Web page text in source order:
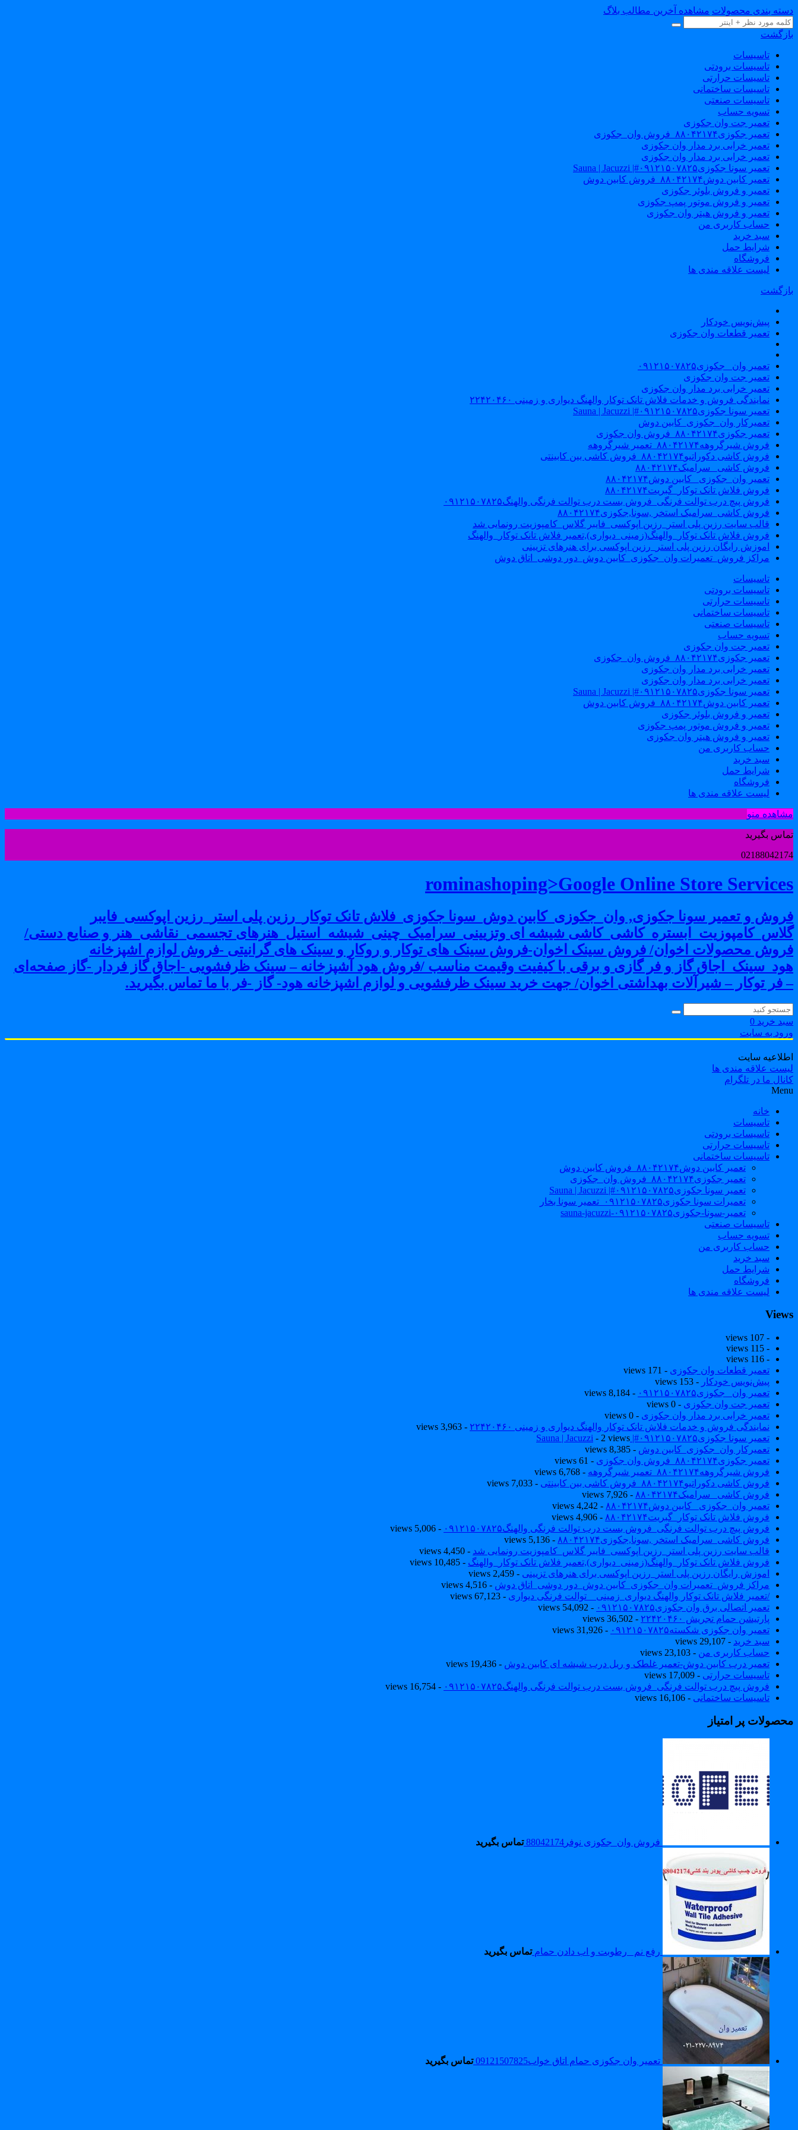
دسته بندی محصولات مشاهده آخرین مطالب بلاگ
بازگشت
تاسیسات
تاسیسات برودتی
تاسیسات حرارتی
تاسیسات ساختمانی
تاسیسات صنعتی
تسویه حساب
تعمیر جت وان جکوزی
تعمیر جکوزی۸۸۰۴۲۱۷۴_فروش وان_جکوزی
تعمیر خرابی برد مدار وان جکوزی
تعمیر خرابی برد مدار وان جکوزی
تعمیر سونا جکوزی۰۹۱۲۱۵۰۷۸۲۵#| Sauna | Jacuzzi
تعمیر کابین دوش۸۸۰۴۲۱۷۴_فروش کابین دوش
تعمیر و فروش بلوئر جکوزی
تعمیر و فروش موتور پمپ جکوزی
تعمیر و فروش هیتر وان جکوزی
حساب کاربری من
سبد خرید
شرایط حمل
فروشگاه
لیست علاقه مندی ها
بازگشت
پیش‌نویس خودکار
تعمیر قطعات وان جکوزی
تعمیر وان _جکوزی۰۹۱۲۱۵۰۷۸۲۵
تعمیر جت وان جکوزی
تعمیر خرابی برد مدار وان جکوزی
نمایندگی فروش و خدمات فلاش تانک توکار والهنگ دیواری و زمینی ۲۲۴۲۰۴۶۰
تعمیر سونا جکوزی۰۹۱۲۱۵۰۷۸۲۵#| Sauna | Jacuzzi
تعمیرکار وان_جکوزی_کابین دوش
تعمیر جکوزی۸۸۰۴۲۱۷۴_فروش وان جکوزی
فروش شیرگروهه۸۸۰۴۲۱۷۴_تعمیر شیرگروهه
فروش کاشی دکوراتیو۸۸۰۴۲۱۷۴_فروش کاشی بین کابینتی
فروش کاشی _سرامیک۸۸۰۴۲۱۷۴
تعمیر وان_جکوزی_ کابین دوش۸۸۰۴۲۱۷۴
فروش فلاش تانک توکار_گبریت۸۸۰۴۲۱۷۴
فروش پیچ درب توالت فرنگی_فروش بست درب توالت فرنگی والهنگ۰۹۱۲۱۵۰۷۸۲۵
فروش کاشی_سرامیک استخر ,سونا,جکوزی۸۸۰۴۲۱۷۴
قالب سایت رزین پلی استر_رزین اپوکسی_فایبر گلاس_کامپوزیت رونمایی شد
فروش فلاش تانک توکار_والهنگ(زمینی_دیواری),تعمیر فلاش تانک توکار_والهنگ
اموزش رایگان رزین پلی استر_رزین اپوکسی برای هنرهای تزیینی
مراکز فروش_تعمیرات وان_جکوزی_کابین دوش_دور دوشی_اتاق دوش
تاسیسات
تاسیسات برودتی
تاسیسات حرارتی
تاسیسات ساختمانی
تاسیسات صنعتی
تسویه حساب
تعمیر جت وان جکوزی
تعمیر جکوزی۸۸۰۴۲۱۷۴_فروش وان_جکوزی
تعمیر خرابی برد مدار وان جکوزی
تعمیر خرابی برد مدار وان جکوزی
تعمیر سونا جکوزی۰۹۱۲۱۵۰۷۸۲۵#| Sauna | Jacuzzi
تعمیر کابین دوش۸۸۰۴۲۱۷۴_فروش کابین دوش
تعمیر و فروش بلوئر جکوزی
تعمیر و فروش موتور پمپ جکوزی
تعمیر و فروش هیتر وان جکوزی
حساب کاربری من
سبد خرید
شرایط حمل
فروشگاه
لیست علاقه مندی ها
مشاهده منو
تماس بگیرید
02188042174
rominashoping>Google Online Store Services
فروش و تعمیر سونا جکوزی, وان_جکوزی_کابین دوش_سونا جکوزی_فلاش تانک توکار_رزین پلی استر_رزین اپوکسی_فایبر
گلاس_کامپوزیت_ابستره_کاشی_کاشی شیشه ای وتزیینی_سرامیک_چینی_شیشه_استیل_هنرهای تجسمی_نقاشی_هنر و صنایع دستی/
فروش محصولات اخوان/ فروش سینک اخوان-فروش سینک های توکار و روکار و سینک های گرانیتی -فروش لوازم اشپزخانه
هود_سینک_اجاق گاز و فر گازی و برقی با کیفیت وقیمت مناسب /فروش هود آشپزخانه – سینک ظرفشویی -اجاق گاز فردار -گاز صفحه‌ای
– فر توکار – شیرآلات بهداشتی اخوان/ جهت خرید سینک ظرفشویی و لوازم اشپزخانه هود- گاز -فر با ما تماس بگیرید.
سبد خرید 0
ورود به سایت
اطلاعیه سایت
لیست علاقه مندی ها
کانال ما در تلگرام
Menu
خانه
تاسیسات
تاسیسات برودتی
تاسیسات حرارتی
تاسیسات ساختمانی
تعمیر کابین دوش۸۸۰۴۲۱۷۴_فروش کابین دوش
تعمیر جکوزی۸۸۰۴۲۱۷۴_فروش وان_جکوزی
تعمیر سونا جکوزی۰۹۱۲۱۵۰۷۸۲۵#| Sauna | Jacuzzi
تعمیرات سونا جکوزی۰۹۱۲۱۵۰۷۸۲۵_تعمیر سونا بخار
تعمیر-سونا-جکوزی۰۹۱۲۱۵۰۷۸۲۵-sauna-jacuzzi
تاسیسات صنعتی
تسویه حساب
حساب کاربری من
سبد خرید
شرایط حمل
فروشگاه
لیست علاقه مندی ها
Views
- 107 views
- 115 views
- 116 views
تعمیر قطعات وان جکوزی - 171 views
پیش‌نویس خودکار - 153 views
تعمیر وان _جکوزی۰۹۱۲۱۵۰۷۸۲۵
- 8,184 views
تعمیر جت وان جکوزی - 0 views
تعمیر خرابی برد مدار وان جکوزی - 0 views
نمایندگی فروش و خدمات فلاش تانک توکار والهنگ دیواری و زمینی ۲۲۴۲۰۴۶۰
- 3,963 views
تعمیر سونا جکوزی۰۹۱۲۱۵۰۷۸۲۵#| Sauna | Jacuzzi
- 2 views
تعمیرکار وان_جکوزی_کابین دوش - 8,385 views
تعمیر جکوزی۸۸۰۴۲۱۷۴_فروش وان جکوزی
- 61 views
فروش شیرگروهه۸۸۰۴۲۱۷۴_تعمیر شیرگروهه
- 6,768 views
فروش کاشی دکوراتیو۸۸۰۴۲۱۷۴_فروش کاشی بین کابینتی
- 7,033 views
فروش کاشی _سرامیک۸۸۰۴۲۱۷۴
- 7,926 views
تعمیر وان_جکوزی_ کابین دوش۸۸۰۴۲۱۷۴
- 4,242 views
فروش فلاش تانک توکار_گبریت۸۸۰۴۲۱۷۴
- 4,906 views
فروش پیچ درب توالت فرنگی_فروش بست درب توالت فرنگی والهنگ۰۹۱۲۱۵۰۷۸۲۵
- 5,006 views
فروش کاشی_سرامیک استخر ,سونا,جکوزی۸۸۰۴۲۱۷۴
- 5,136 views
قالب سایت رزین پلی استر_رزین اپوکسی_فایبر گلاس_کامپوزیت رونمایی شد - 4,450 views
فروش فلاش تانک توکار_والهنگ(زمینی_دیواری),تعمیر فلاش تانک توکار_والهنگ - 10,485 views
اموزش رایگان رزین پلی استر_رزین اپوکسی برای هنرهای تزیینی - 2,459 views
مراکز فروش_تعمیرات وان_جکوزی_کابین دوش_دور دوشی_اتاق دوش - 4,516 views
/تعمیر فلاش تانک توکار والهنگ دیواری_زمینی _ توالت فرنگی دیواری - 67,123 views
تعمیر اتصالی برق وان جکوزی۰۹۱۲۱۵۰۷۸۲۵
- 54,092 views
پارتیشن حمام تجریش ۲۲۴۲۰۴۶۰
- 36,502 views
تعمیر وان جکوزی شکسته۰۹۱۲۱۵۰۷۸۲۵
- 31,926 views
سبد خرید - 29,107 views
حساب کاربری من - 23,103 views
تعمیر درب کابین دوش-تعمیر غلطک و ریل درب شیشه ای کابین دوش - 19,436 views
تاسیسات حرارتی - 17,009 views
فروش پیچ درب توالت فرنگی_فروش بست درب توالت فرنگی والهنگ۰۹۱۲۱۵۰۷۸۲۵
- 16,754 views
تاسیسات ساختمانی - 16,106 views
محصولات پر امتیاز
فروش وان_جکوزی نوفر88042174 تماس بگیرید
رفع نم _رطوبت و اب دادن حمام تماس بگیرید
تعمیر وان جکوزی حمام اتاق خواب09121507825 تماس بگیرید